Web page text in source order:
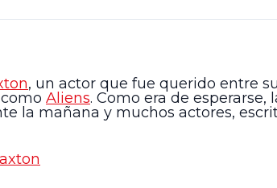
, un actor que fue querido entre
Aliens. Como era de
la mañana y muchos actores,